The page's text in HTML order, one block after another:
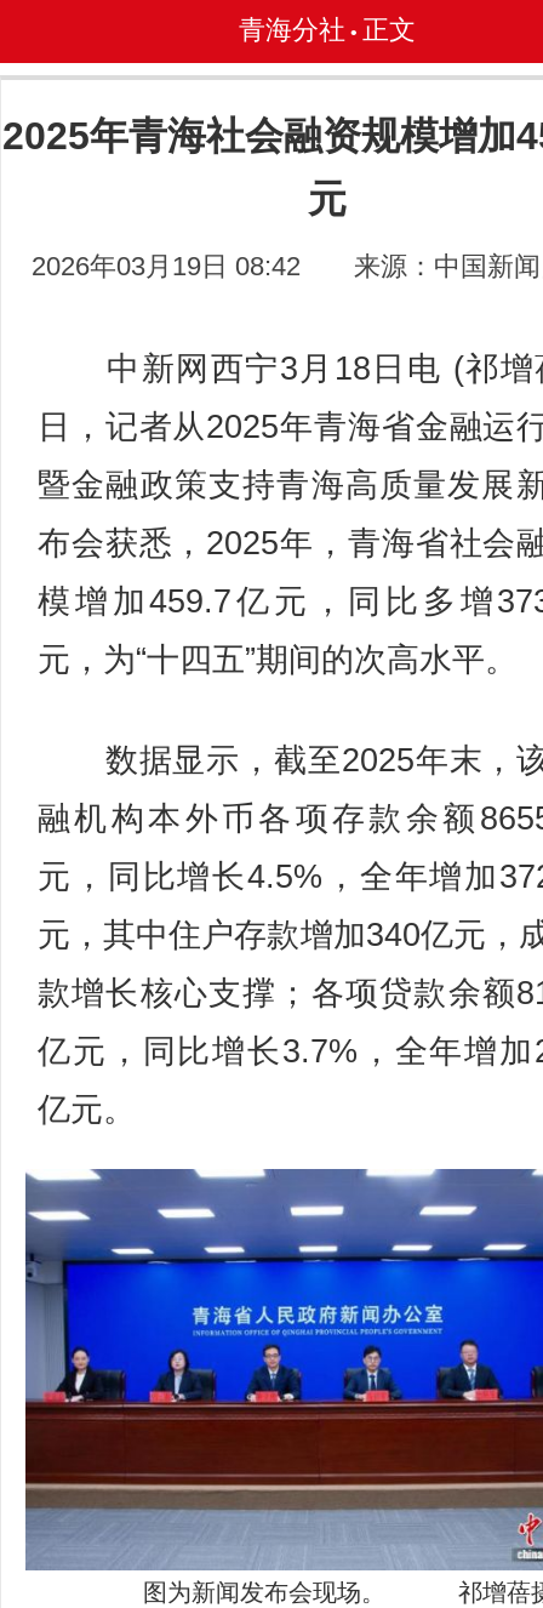
青海分社 • 正文
2025年青海社会融资规模增加
元
2026年03月19日 08:42 来源：中国新
中新网西宁3月18日电 (祁增
日，记者从2025年青海省金融运
暨金融政策支持青海高质量发展
布会获悉，2025年，青海省社会
模增加459.7亿元，同比多增
元，为“十四五”期间的次高水平。
数据显示，截至2025年末，
融机构本外币各项存款余额
元，同比增长4.5%，全年增加
元，其中住户存款增加340亿元，
款增长核心支撑；各项贷款余额
亿元，同比增长3.7%，全年增加
亿元。
图为新闻发布会现场。 祁增蓓